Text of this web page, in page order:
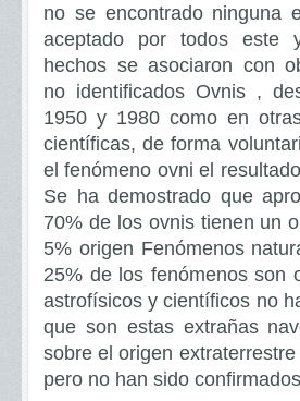
no se encontrado ninguna
aceptado por todos este
hechos se asociaron con
no identificados Ovnis ,
1950 y 1980 como en
científicas, de forma
el fenómeno ovni el
Se ha demostrado que
70% de los ovnis tienen un
5% origen Fenómenos
25% de los fenómenos son
astrofísicos y científicos no
que son estas extrañas
sobre el origen
pero no han sido